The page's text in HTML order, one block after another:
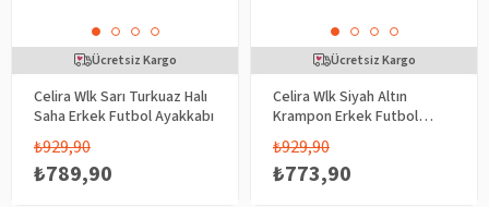
Celira Wlk Sarı Turkuaz Halı
Saha Erkek Futbol Ayakkabı
₺789,90
₺929,90
Ücretsiz Kargo
Celira Wlk Siyah Altın
Krampon Erkek Futbol
Ayakkabı
₺773,90
₺929,90
Ücretsiz Kargo